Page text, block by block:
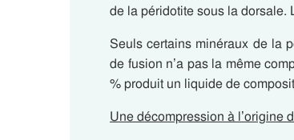
de la péridotite sous la dorsale.
Seuls certains minéraux de la
de fusion n’a pas la même
% produit un liquide de
Une décompression à l’origine